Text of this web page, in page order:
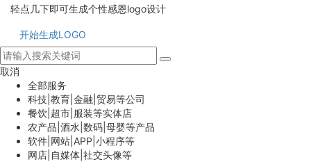
轻点几下即可生成个性感恩logo设计
开始生成LOGO
取消
全部服务
科技|教育|金融|贸易等公司
餐饮|超市|服装等实体店
农产品|酒水|数码|母婴等产品
软件|网站|APP|小程序等
网店|自媒体|社交头像等